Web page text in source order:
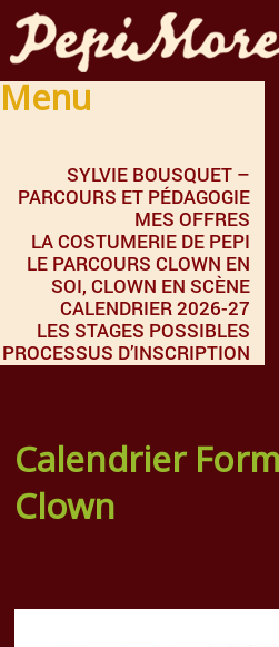
Menu
SYLVIE BOUSQUET –
PARCOURS ET PÉDAGOGIE
MES OFFRES
LA COSTUMERIE DE PEPI
LE PARCOURS CLOWN EN
SOI, CLOWN EN SCÈNE
CALENDRIER 2026-27
LES STAGES POSSIBLES
PROCESSUS D’INSCRIPTION
Calendrier
Clown